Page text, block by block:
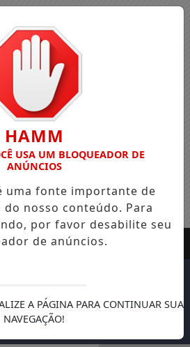
HAMM
USA UM BLOQUEADOR DE
ANÚNCIOS
uma fonte importante de
nosso conteúdo. Para
por favor desabilite seu
de anúncios.
A PÁGINA PARA CONTINUAR SUA
NAVEGAÇÃO!